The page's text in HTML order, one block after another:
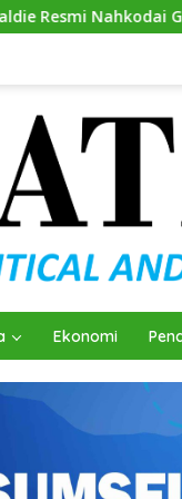
Sumsel, Siap Gas
Ekonomi